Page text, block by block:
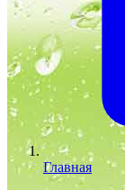
Главная